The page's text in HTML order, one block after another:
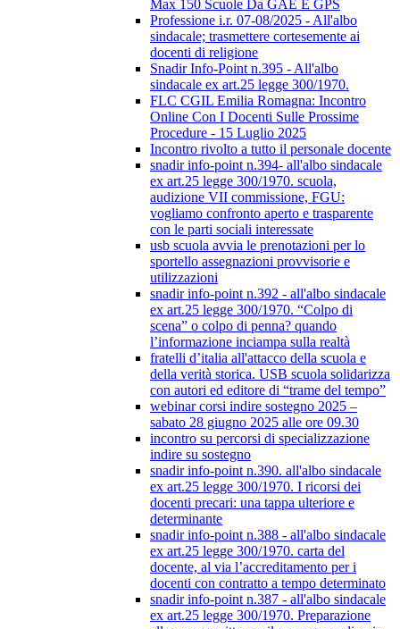
Max 150 Scuole Da GAE E GPS
Professione i.r. 07-08/2025 - All'albo
sindacale; trasmettere cortesemente ai
docenti di religione
Snadir Info-Point n.395 - All'albo
sindacale ex art.25 legge 300/1970.
FLC CGIL Emilia Romagna: Incontro
Online Con I Docenti Sulle Prossime
Procedure - 15 Luglio 2025
Incontro rivolto a tutto il personale docente
snadir info-point n.394- all'albo sindacale
ex art.25 legge 300/1970. scuola,
audizione VII commissione, FGU:
vogliamo confronto aperto e trasparente
con le parti sociali interessate
usb scuola avvia le prenotazioni per lo
sportello assegnazioni provvisorie e
utilizzazioni
snadir info-point n.392 - all'albo sindacale
ex art.25 legge 300/1970. “Colpo di
scena” o colpo di penna? quando
l’informazione inciampa sulla realtà
fratelli d’italia all'attacco della scuola e
della verità storica. USB scuola solidarizza
con autori ed editore di “trame del tempo”
webinar corsi indire sostegno 2025 –
sabato 28 giugno 2025 alle ore 09.30
incontro su percorsi di specializzazione
indire su sostegno
snadir info-point n.390. all'albo sindacale
ex art.25 legge 300/1970. I ricorsi dei
docenti precari: una tappa ulteriore e
determinante
snadir info-point n.388 - all'albo sindacale
ex art.25 legge 300/1970. carta del
docente, al via l’accreditamento per i
docenti con contratto a tempo determinato
snadir info-point n.387 - all'albo sindacale
ex art.25 legge 300/1970. Preparazione